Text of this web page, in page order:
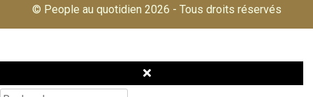
© People au quotidien 2026 - Tous droits réservés